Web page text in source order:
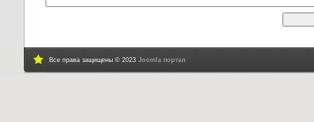
Все права защищены © 2023 Joomla портал